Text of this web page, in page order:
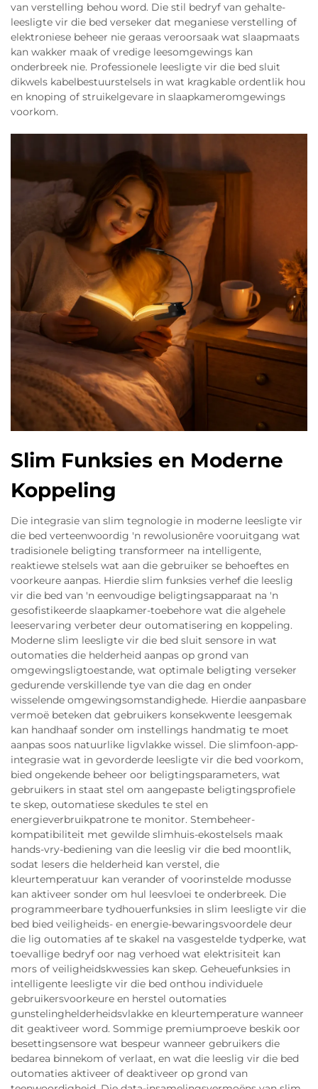
van verstelling behou word. Die stil bedryf van gehalte-
leesligte vir die bed verseker dat meganiese verstelling of
elektroniese beheer nie geraas veroorsaak wat slaapmaats
kan wakker maak of vredige leesomgewings kan
onderbreek nie. Professionele leesligte vir die bed sluit
dikwels kabelbestuurstelsels in wat kragkable ordentlik hou
en knoping of struikelgevare in slaapkameromgewings
voorkom.
Slim Funksies en Moderne
Koppeling
Die integrasie van slim tegnologie in moderne leesligte vir
die bed verteenwoordig 'n rewolusionêre vooruitgang wat
tradisionele beligting transformeer na intelligente,
reaktiewe stelsels wat aan die gebruiker se behoeftes en
voorkeure aanpas. Hierdie slim funksies verhef die leeslig
vir die bed van 'n eenvoudige beligtingsapparaat na 'n
gesofistikeerde slaapkamer-toebehore wat die algehele
leeservaring verbeter deur outomatisering en koppeling.
Moderne slim leesligte vir die bed sluit sensore in wat
outomaties die helderheid aanpas op grond van
omgewingsligtoestande, wat optimale beligting verseker
gedurende verskillende tye van die dag en onder
wisselende omgewingsomstandighede. Hierdie aanpasbare
vermoë beteken dat gebruikers konsekwente leesgemak
kan handhaaf sonder om instellings handmatig te moet
aanpas soos natuurlike ligvlakke wissel. Die slimfoon-app-
integrasie wat in gevorderde leesligte vir die bed voorkom,
bied ongekende beheer oor beligtingsparameters, wat
gebruikers in staat stel om aangepaste beligtingsprofiele
te skep, outomatiese skedules te stel en
energieverbruikpatrone te monitor. Stembeheer-
kompatibiliteit met gewilde slimhuis-ekostelsels maak
hands-vry-bediening van die leeslig vir die bed moontlik,
sodat lesers die helderheid kan verstel, die
kleurtemperatuur kan verander of voorinstelde modusse
kan aktiveer sonder om hul leesvloei te onderbreek. Die
programmeerbare tydhouerfunksies in slim leesligte vir die
bed bied veiligheids- en energie-bewaringsvoordele deur
die lig outomaties af te skakel na vasgestelde tydperke, wat
toevallige bedryf oor nag verhoed wat elektrisiteit kan
mors of veiligheidskwessies kan skep. Geheuefunksies in
intelligente leesligte vir die bed onthou individuele
gebruikersvoorkeure en herstel outomaties
gunstelinghelderheidsvlakke en kleurtemperature wanneer
dit geaktiveer word. Sommige premiumproeve beskik oor
besettingsensore wat bespeur wanneer gebruikers die
bedarea binnekom of verlaat, en wat die leeslig vir die bed
outomaties aktiveer of deaktiveer op grond van